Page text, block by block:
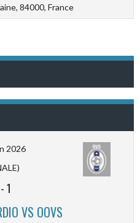
84000, France
2026
-1
VS OOVS